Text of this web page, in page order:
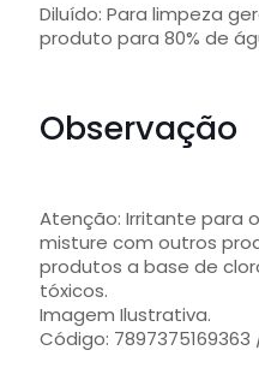
Diluído: Para limpeza
produto para 80% de
Observação
Atenção: Irritante para
misture com outros
produtos a base de
tóxicos.
Imagem Ilustrativa.
Código: 7897375169363